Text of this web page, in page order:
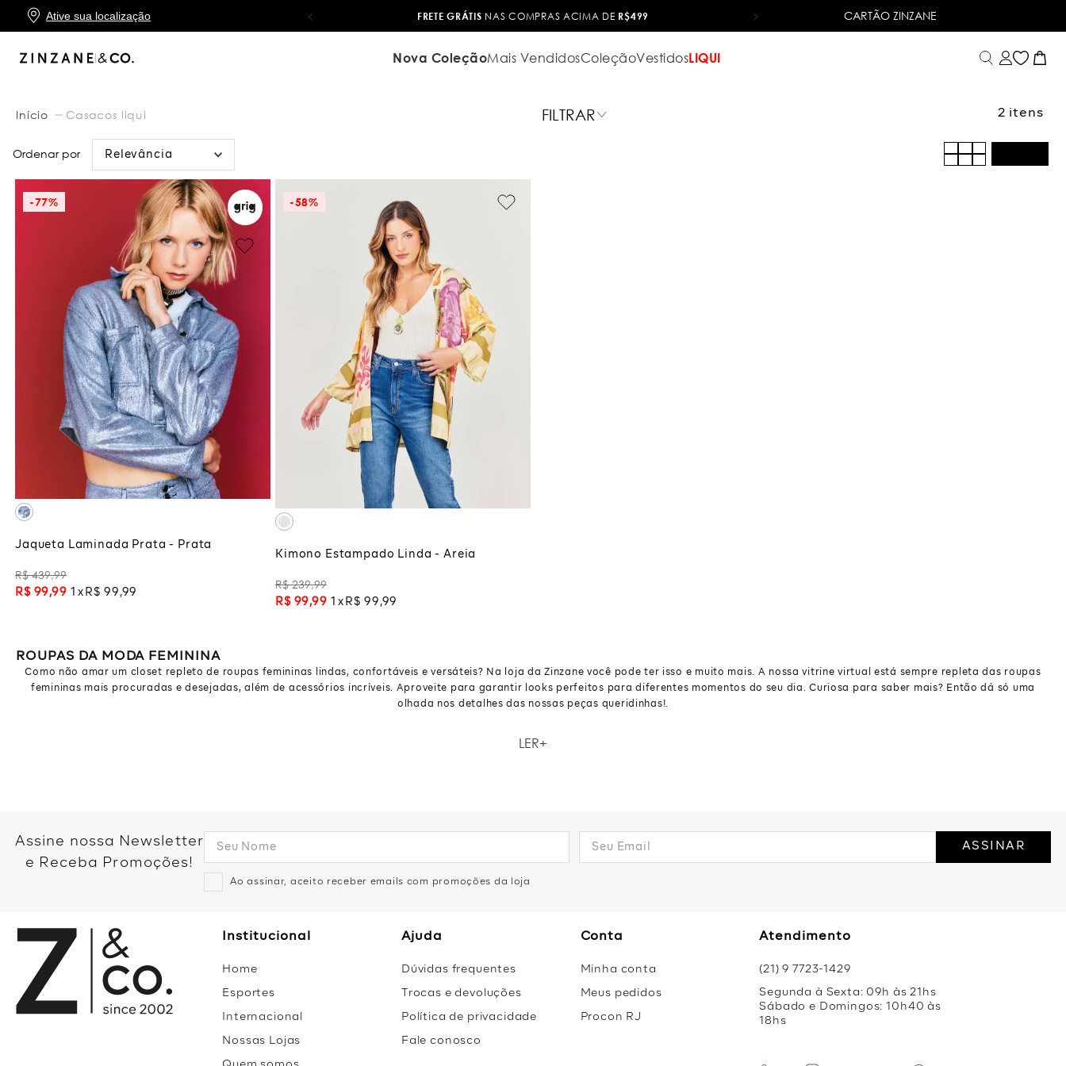
Ative sua localização
10X SEM JUROS NO CARTÃO ZINZANE FRETE GRÁTIS NAS COMPRAS ACIMA DE R$499 TROCA FÁCIL
CARTÃO ZINZANE
Nova ColeçãoMais VendidosColeçãoVestidosLIQUI
Casacos liqui FILTRAR 2
Relevância
-77%
P
PP
ADICIONAR À SACOLA
Jaqueta Laminada Prata - Prata
R$ 439,99
R$ 99,99 1 R$ 99 ,99
-58%
G
ADICIONAR À SACOLA
Kimono Estampado Linda - Areia
R$ 239,99
R$ 99,99 1 R$ 99 ,99
ROUPAS DA MODA FEMININA
Como não amar um closet repleto de roupas femininas lindas, confortáveis e versáteis? Na loja da Zinzane você pode ter isso e muito mais. A nossa vitrine virtual está sempre repleta das roupas
femininas mais procuradas e desejadas, além de acessórios incríveis. Aproveite para garantir looks perfeitos para diferentes momentos do seu dia. Curiosa para saber mais? Então dá só uma
olhada nos detalhes das nossas peças queridinhas!.
LER
Assine nossa Newsletter
e Receba Promoções!
Ao assinar, aceito receber emails com promoções da loja
ASSINAR
Institucional
Home
Esportes
Internacional
Nossas Lojas
Ajuda
Dúvidas frequentes
Trocas e devoluções
Política de privacidade
Fale conosco
Conta
Minha conta
Meus pedidos
Procon RJ
Atendimento
(21) 9 7723-1429
Segunda à Sexta: 09h às 21hs
Sábado e Domingos: 10h40 às
18hs